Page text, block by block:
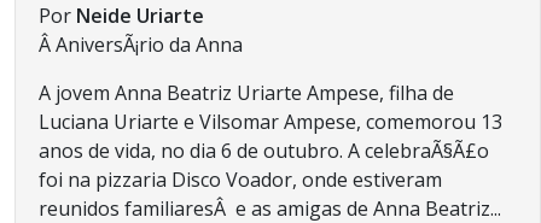
Por Neide Uriarte
Â AniversÃ¡rio da Anna
A jovem Anna Beatriz Uriarte Ampese, filha de
Luciana Uriarte e Vilsomar Ampese, comemorou 13
anos de vida, no dia 6 de outubro. A celebraÃ§Ã£o
foi na pizzaria Disco Voador, onde estiveram
reunidos familiaresÂ e as amigas de Anna Beatriz...